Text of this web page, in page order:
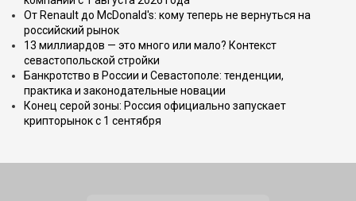
От Renault до McDonald's: кому теперь не вернуться на
российский рынок
13 миллиардов — это много или мало? Контекст
севастопольской стройки
Банкротство в России и Севастополе: тенденции,
практика и законодательные новации
Конец серой зоны: Россия официально запускает
крипторынок с 1 сентября